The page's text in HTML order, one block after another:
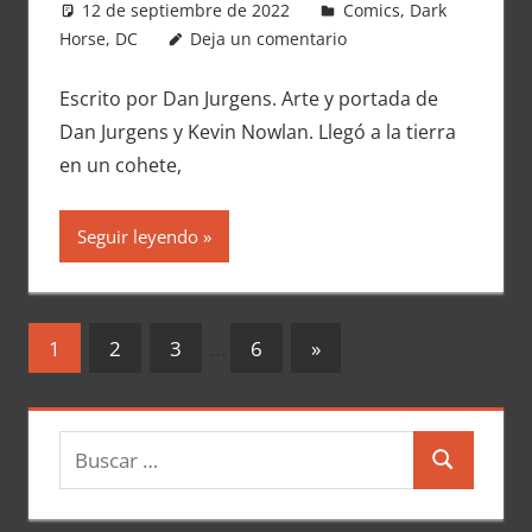
12 de septiembre de 2022 Carlitox Banana
Comics, Dark
Horse, DC Deja un comentario
Escrito por Dan Jurgens. Arte y portada de
Dan Jurgens y Kevin Nowlan. Llegó a la tierra
en un cohete,
Seguir leyendo
Navegación
entradas
1 2 3 6
Entradas
»
u
s